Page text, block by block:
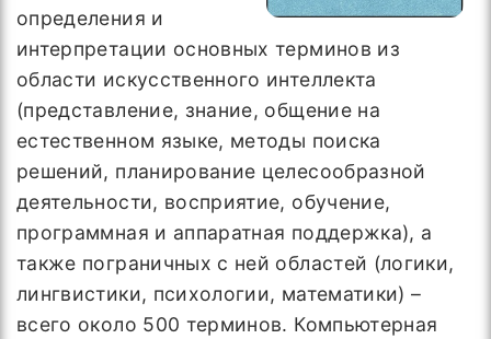
определения и
интерпретации основных терминов из
области искусственного интеллекта
(представление, знание, общение на
естественном языке, методы поиска
решений, планирование целесообразной
деятельности, восприятие, обучение,
программная и аппаратная поддержка), а
также пограничных с ней областей (логики,
лингвистики, психологии, математики) –
всего около 500 терминов. Компьютерная